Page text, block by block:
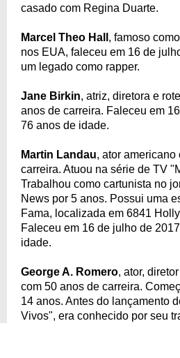
casado com Regina Duarte.
Marcel Theo Hall , famoso
nos EUA, faleceu em 16 de
um legado como rapper.
Jane Birkin, atriz, diretora e
anos de carreira. Faleceu em
76 anos de idade.
Martin Landau, ator americano
carreira. Atuou na série de TV
Trabalhou como cartunista no
News por 5 anos. Possui uma
Fama, localizada em 6841
Faleceu em 16 de julho de
idade.
George A. Romero, ator,
com 50 anos de carreira.
14 anos. Antes do lançamento
Vivos", era conhecido por seu